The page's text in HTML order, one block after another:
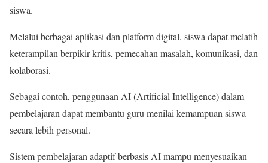
siswa.
Melalui berbagai aplikasi dan platform digital, siswa dapat melatih
keterampilan berpikir kritis, pemecahan masalah, komunikasi, dan
kolaborasi.
Sebagai contoh, penggunaan AI (Artificial Intelligence) dalam
pembelajaran dapat membantu guru menilai kemampuan siswa
secara lebih personal.
Sistem pembelajaran adaptif berbasis AI mampu menyesuaikan